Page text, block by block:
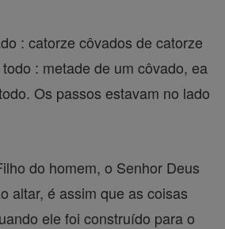
: catorze côvados de catorze
: metade de um côvado, ea
Os passos estavam no lado
do homem, o Senhor Deus
altar, é assim que as coisas
ele foi construído para o